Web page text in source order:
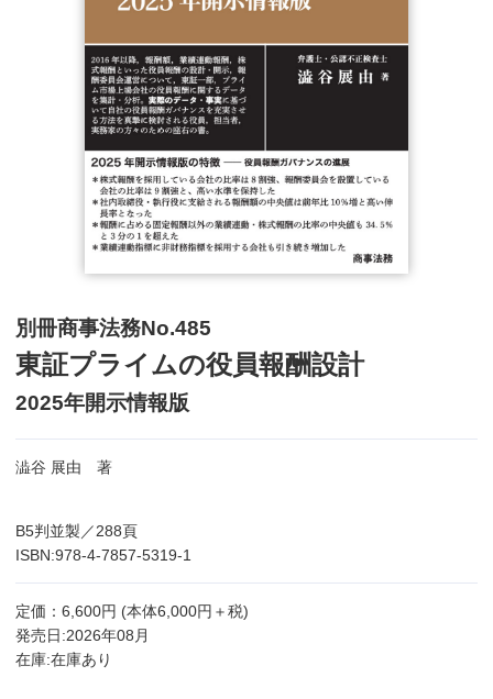
別冊商事法務No.485
東証プライムの役員報酬設計
2025年開示情報版
澁谷 展由 著
B5判並製／288頁
ISBN:978-4-7857-5319-1
定価：6,600円 (本体6,000円＋税)
発売日:2026年08月
在庫:在庫あり